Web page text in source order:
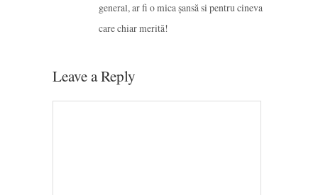
general, ar fi o mica șansă si pentru cineva
care chiar merită!
Leave a Reply